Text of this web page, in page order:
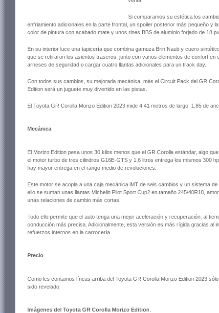
Si comparamos su estética los
enfriamiento adicionales en la parte frontal, un spoiler posterior más pequeño y
color de pintura con acabado mate y unos rines BBS de aluminio forjado de 18
En su interior luce una tapicería que combina gamuza Brin Naub y cuero
que se retiraron los asientos traseros, junto con varios elementos de confort en
arneses de seguridad o cargar cuatro llantas adicionales para un track day.
Con todos sus cambios, su mejorada mecánica, más el Circuit Pack del GR
Edition será un juguete muy divertido en las pistas.
El Toyota GR Corolla Morizo ​​Edition 2023 mide 4.41 metros de largo, 1,85 de
Mecánica
El Morizo Edition pesa unos 30 kilos menos que el GR Corolla estándar, algo
el motor turbo de tres cilindros G16E-GTS y 1,6 litros entrega los mismos 300
hay mayor entrega en el rango medio de revoluciones.
Este motor se acopla a una caja mecánica iMT de seis cambios y un sistema
ello se suman unas llantas Michelin Pilot Sport Cup2 en tamaño 245/40R18,
unas relaciones de cambio más cortas.
Todo ello permite que el auto tenga una mejor aceleración y recuperación; al
conducción más precisa. Adicionalmente, esta versión es más rígida gracias al
refuerzos internos en la carrocería.
Precio
Como les contamos líneas arriba del Toyota GR Corolla Morizo ​​Edition 2023
sido revelado.
Imágenes del Toyota GR Corolla Morizo ​​Edition